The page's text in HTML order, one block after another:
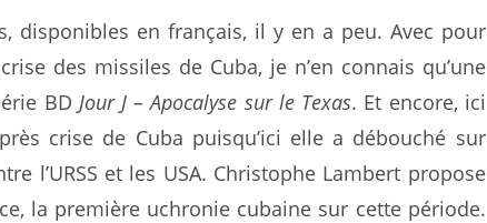
disponibles en français, il y en a peu. Avec pour
des missiles de Cuba, je n’en connais qu’une
BD Jour J – Apocalyse sur le Texas. Et encore, ici
crise de Cuba puisqu’ici elle a débouché sur
l’URSS et les USA. Christophe Lambert propose
la première uchronie cubaine sur cette période.